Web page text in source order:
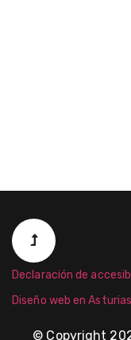
Declaración de
Diseño web en Asturias
© Copyright